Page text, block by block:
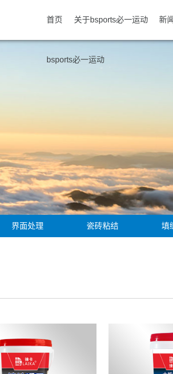
首页 关于bsports必一运动 新
bsports必一运动
界面处理 瓷砖粘结 填